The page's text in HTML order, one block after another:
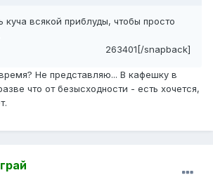
куча всякой приблуды, чтобы просто
263401[/snapback]
Не представляю... В кафешку в
что от безысходности - есть хочется,